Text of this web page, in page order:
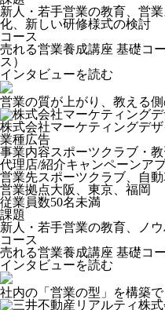
新人・若手営業の教育、営
化、新しい研修様式の検討
コース
売れる営業養成講座 基礎コ
ス）
インタビューを読む
営業の質が上がり、教える
株式会社マーケティングデ
業種広告
事業内容スポーツクラブ・
代理店/紹介キャンペーンア
営業先スポーツクラブ、⾃
営業拠点⼤阪、東京、福岡
従業員数50名未満
課題
新人・若手営業の教育、ノ
コース
売れる営業養成講座 基礎コ
インタビューを読む
社内の「営業の型」を構築